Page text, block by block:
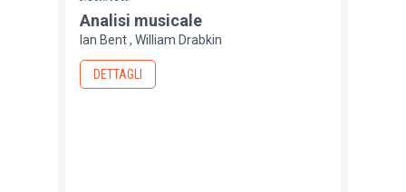
Analisi musicale
Ian Bent William Drabkin
DETTAGLI